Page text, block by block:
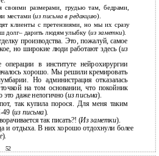
своими размерами, грудью там, бедрами,
местами (из письма в редакцию).
клиенты с претензиями, но мы их сразу
долг– дарить людям улыбку (из заметки).
производства. Это, пожалуй, самое
но широкие люди работают здесь (из
в институте нейрохирургии
хорошо. Мы решили кремировать
Но администрация отказалась
на том основании, что покойник
даже нелогично (из письма).
так купила порося. Для меня таким
(из письма).
так писать?! (Из заметки).
и отдыха. В них хорошо отдохнули более
).
52